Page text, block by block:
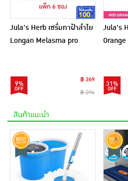
Jula's Herb เซรั่มทาฝ้าลำไย
Longan Melasma pro
9%
฿ 269
฿ 294
Jula's
31%
สินค้าแนะนำ